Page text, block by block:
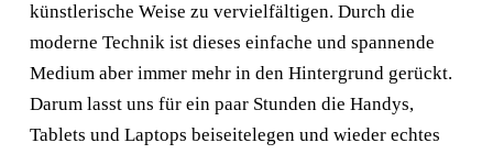
künstlerische Weise zu vervielfältigen. Durch die
moderne Technik ist dieses einfache und spannende
Medium aber immer mehr in den Hintergrund gerückt.
Darum lasst uns für ein paar Stunden die Handys,
Tablets und Laptops beiseitelegen und wieder echtes